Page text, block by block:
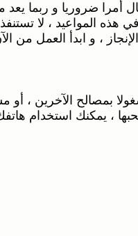
أمرا ضروريا و ربما
هذه المواعيد ، لا
، و ابدأ العمل من
بمصالح الآخرين ،
، يمكنك استخدام